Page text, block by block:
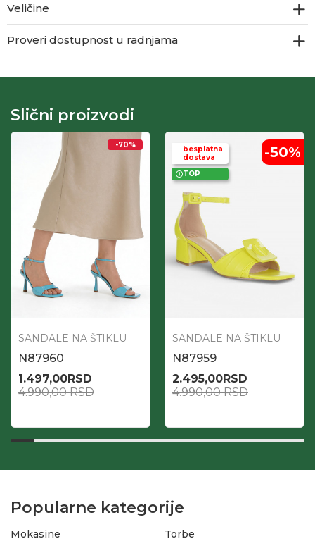
Veličine
Proveri dostupnost u radnjama
Slični proizvodi
-70%
SANDALE NA ŠTIKLU
N87960
1.497,00RSD
4.990,00RSD
besplatna
dostava
TOP
-50%
SANDALE NA ŠTIKLU
N87959
2.495,00RSD
4.990,00RSD
Popularne kategorije
Mokasine
Torbe